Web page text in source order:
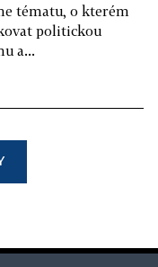
tématu, o kterém
politickou
a...